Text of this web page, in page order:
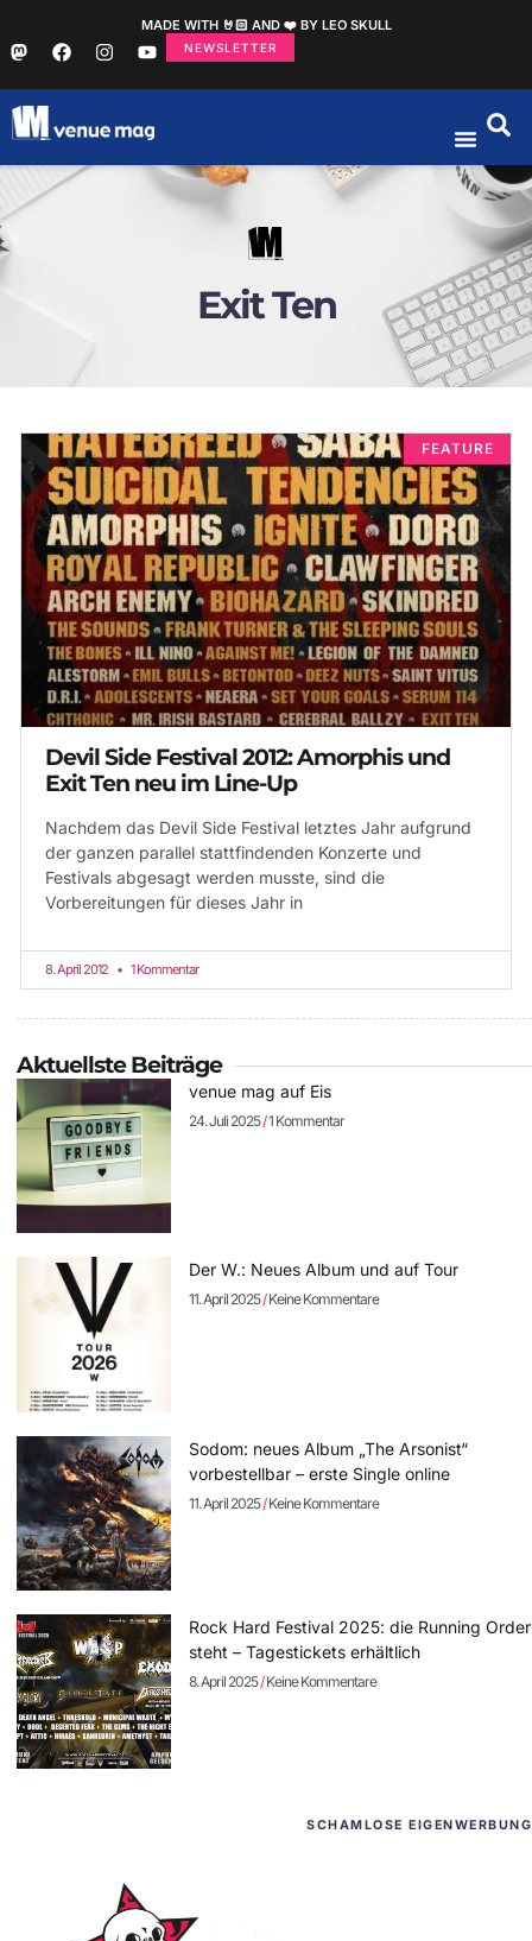
MADE WITH 🤘🏻 AND ❤️ BY LEO SKULL
NEWSLETTER
Exit Ten
FEATURE
Devil Side Festival 2012: Amorphis und
Exit Ten neu im Line-Up
Nachdem das Devil Side Festival letztes Jahr aufgrund
der ganzen parallel stattfindenden Konzerte und
Festivals abgesagt werden musste, sind die
Vorbereitungen für dieses Jahr in
8. April 2012 1 Kommentar
Aktuellste Beiträge
venue mag auf Eis
24. Juli 2025 1 Kommentar
Der W.: Neues Album und auf Tour
11. April 2025 Keine Kommentare
Sodom: neues Album „The Arsonist“
vorbestellbar – erste Single online
11. April 2025 Keine Kommentare
Rock Hard Festival 2025: die Running Order
steht – Tagestickets erhältlich
8. April 2025 Keine Kommentare
SCHAMLOSE EIGENWERBUNG